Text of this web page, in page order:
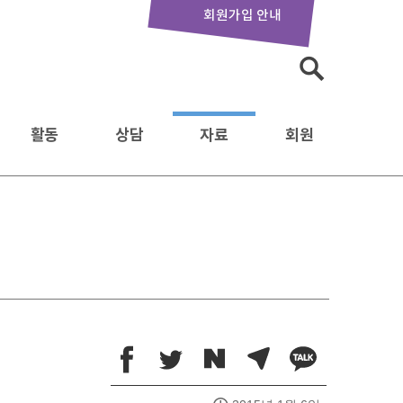
회원가입 안내
활동 상담 자료 회원